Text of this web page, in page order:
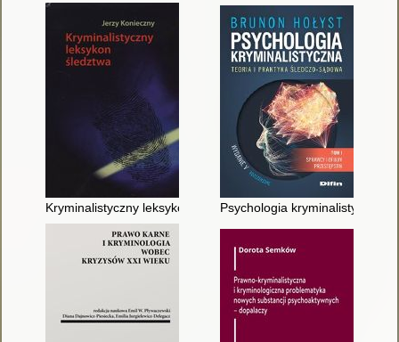
Kryminalistyczny leksykon śledztwaPsychologia kryminalistyczna :